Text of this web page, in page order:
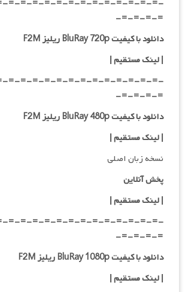
=-=-=-=-=-=-=-=-=-=-=-=-=-
=-=-=-=-
دانلود با کیفیت BluRay 720p ریلیز F2M
| لینک مستقیم|
=-=-=-=-=-=-=-=-=-=-=-=-=-
=-=-=-=-
دانلود با کیفیت BluRay 480p ریلیز F2M
| لینک مستقیم|
نسخه زبان اصلی
پخش آنلاین
| لینک مستقیم|
=-=-=-=-=-=-=-=-=-=-=-=-=-
=-=-=-=-
دانلود با کیفیت BluRay 1080p ریلیز F2M
|لینک مستقیم|